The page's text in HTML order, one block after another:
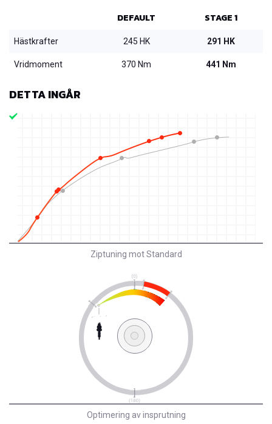
DEFAULT STAGE 1
Hästkrafter 245 HK 291 HK
Vridmoment 370 Nm 441 Nm
DETTA INGÅR
Ziptuning mot Standard
Optimering av insprutning